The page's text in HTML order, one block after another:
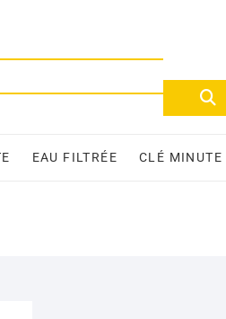
EAU FILTRÉE CLÉ MINUTE